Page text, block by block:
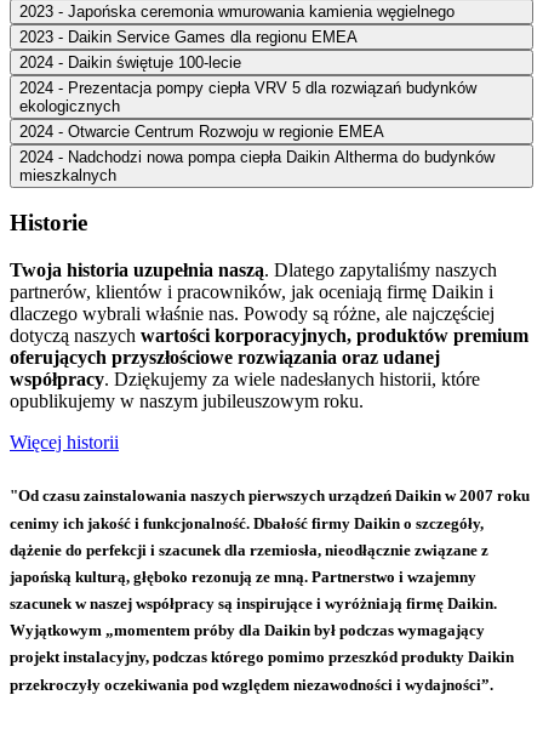
2023 - Japońska ceremonia wmurowania kamienia węgielnego
2023 - Daikin Service Games dla regionu EMEA
2024 - Daikin świętuje 100-lecie
2024 - Prezentacja pompy ciepła VRV 5 dla rozwiązań budynków
ekologicznych
2024 - Otwarcie Centrum Rozwoju w regionie EMEA
2024 - Nadchodzi nowa pompa ciepła Daikin Altherma do budynków
mieszkalnych
Historie
Twoja historia uzupełnia naszą. Dlatego zapytaliśmy naszych
partnerów, klientów i pracowników, jak oceniają firmę Daikin i
dlaczego wybrali właśnie nas. Powody są różne, ale najczęściej
dotyczą naszych wartości korporacyjnych, produktów premium
oferujących przyszłościowe rozwiązania oraz udanej
współpracy. Dziękujemy za wiele nadesłanych historii, które
opublikujemy w naszym jubileuszowym roku.
Więcej historii
"Od czasu zainstalowania naszych pierwszych urządzeń Daikin w 2007 roku
cenimy ich jakość i funkcjonalność. Dbałość firmy Daikin o szczegóły,
dążenie do perfekcji i szacunek dla rzemiosła, nieodłącznie związane z
japońską kulturą, głęboko rezonują ze mną. Partnerstwo i wzajemny
szacunek w naszej współpracy są inspirujące i wyróżniają firmę Daikin.
Wyjątkowym „momentem próby dla Daikin był podczas wymagający
projekt instalacyjny, podczas którego pomimo przeszkód produkty Daikin
przekroczyły oczekiwania pod względem niezawodności i wydajności”.